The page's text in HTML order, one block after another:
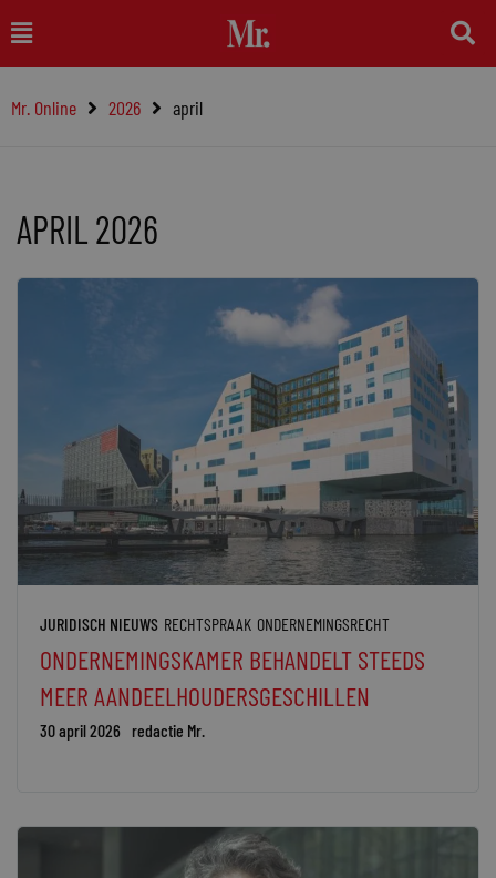
naar
inhoud
Main
Menu
Mr. Online 2026 april
APRIL 2026
JURIDISCH NIEUWS RECHTSPRAAK ONDERNEMINGSRECHT
ONDERNEMINGSKAMER BEHANDELT STEEDS
MEER AANDEELHOUDERSGESCHILLEN
30 april 2026 redactie Mr.
Pagina